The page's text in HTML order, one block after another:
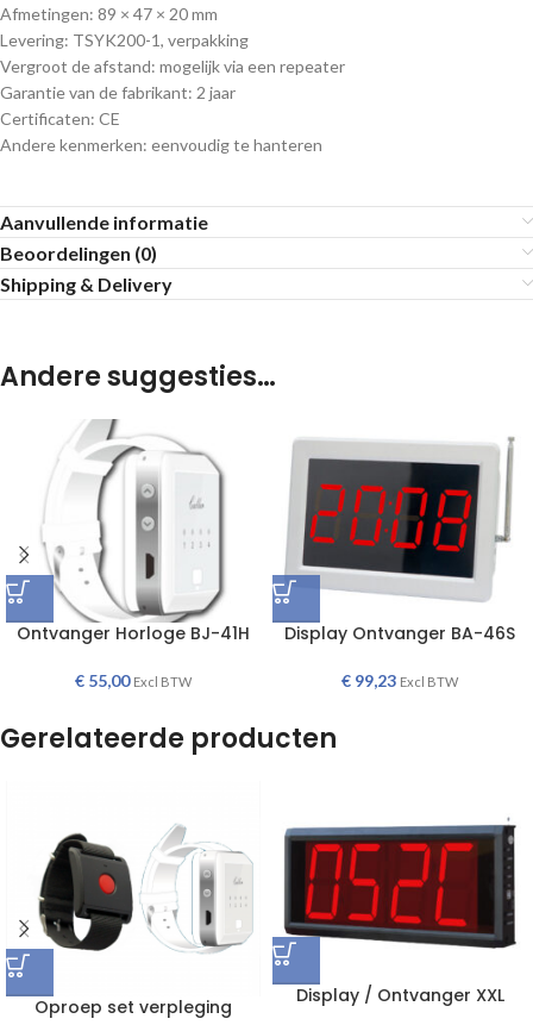
Afmetingen: 89 × 47 × 20 mm
Levering: TSYK200-1, verpakking
Vergroot de afstand: mogelijk via een repeater
Garantie van de fabrikant: 2 jaar
Certificaten: CE
Andere kenmerken: eenvoudig te hanteren
Aanvullende informatie
Beoordelingen (0)
Shipping & Delivery
Andere suggesties…
Ontvanger Horloge BJ-41H
€ 55,00 Excl BTW
Display Ontvanger BA-46S
€ 99,23 Excl BTW
Gerelateerde producten
Oproep set verpleging Display / Ontvanger XXL